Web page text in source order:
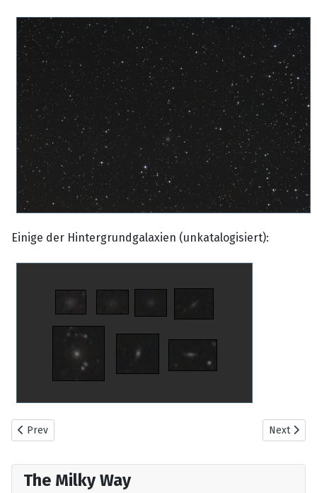
The Milky Way
Einige der Hintergrundgalaxien (unkatalogisiert):
Previous article: NGC1560
Prev Next
Next